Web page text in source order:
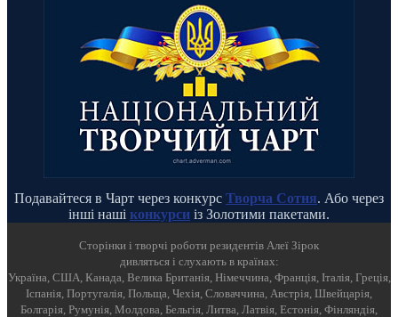
Подавайтеся в Чарт через конкурс Творча Сотня. Або через
інші наші конкурси із Золотими пакетами.
Cторінки і творчі роботи резидентів Алеї Зірок
дивляться і слухають в країнах:
Україна, США, Канада, Велика Британія, Німеччина, Франція, Італія, Греція,
Іспанія, Португалія, Польща, Чехія, Словаччина, Австрія, Швейцарія,
Болгарія, Румунія, Молдова, Бельгія, Литва, Латвія, Естонія, Фінляндія,